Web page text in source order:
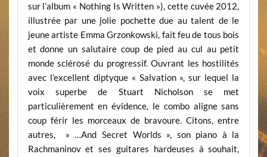
sur l’album « Nothing Is Written »), cette cuvée 2012,
illustrée par une jolie pochette due au talent de le
jeune artiste Emma Grzonkowski, fait feu de tous bois
et donne un salutaire coup de pied au cul au petit
monde sclérosé du progressif. Ouvrant les hostilités
avec l’excellent diptyque « Salvation », sur lequel la
voix superbe de Stuart Nicholson se met
particulièrement en évidence, le combo aligne sans
coup férir les morceaux de bravoure. Citons, entre
autres, » …And Secret Worlds », son piano à la
Rachmaninov et ses guitares hardeuses à souhait,